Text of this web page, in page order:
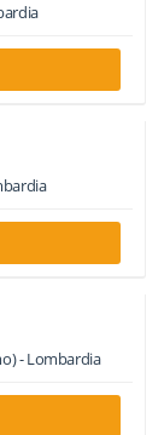
-Lombardia